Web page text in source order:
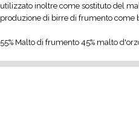
utilizzato inoltre come sostituto del
produzione di birre di frumento come
55% Malto di frumento 45% malto